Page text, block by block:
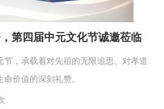
第四届中元文化节诚邀莅临
节，承载着对先祖的无限追思、对孝道
价值的深刻礼赞。